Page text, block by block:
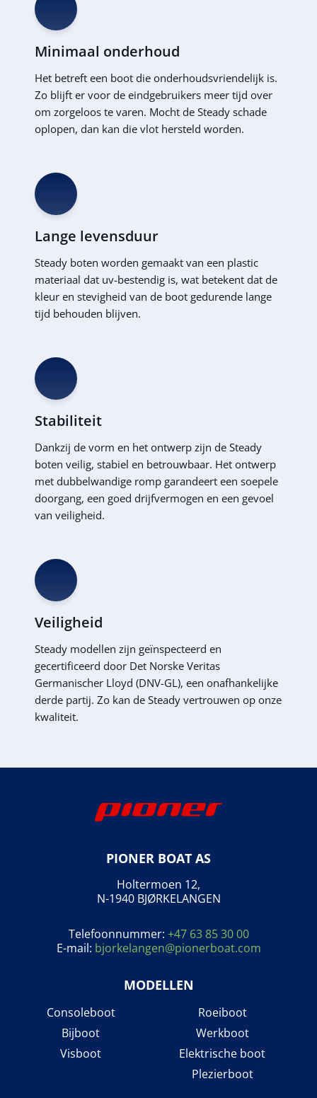
Minimaal onderhoud
Het betreft een boot die onderhoudsvriendelijk is.
Zo blijft er voor de eindgebruikers meer tijd over
om zorgeloos te varen. Mocht de Steady schade
oplopen, dan kan die vlot hersteld worden.
Lange levensduur
Steady boten worden gemaakt van een plastic
materiaal dat uv-bestendig is, wat betekent dat de
kleur en stevigheid van de boot gedurende lange
tijd behouden blijven.
Stabiliteit
Dankzij de vorm en het ontwerp zijn de Steady
boten veilig, stabiel en betrouwbaar. Het ontwerp
met dubbelwandige romp garandeert een soepele
doorgang, een goed drijfvermogen en een gevoel
van veiligheid.
Veiligheid
Steady modellen zijn geïnspecteerd en
gecertificeerd door Det Norske Veritas
Germanischer Lloyd (DNV-GL), een onafhankelijke
derde partij. Zo kan de Steady vertrouwen op onze
kwaliteit.
PIONER BOAT AS
Holtermoen 12,
N-1940 BJØRKELANGEN
Telefoonnummer: +47 63 85 30 00
E-mail: bjorkelangen@pionerboat.com
MODELLEN
Consoleboot
Bijboot
Visboot
Roeiboot
Werkboot
Elektrische boot
Plezierboot